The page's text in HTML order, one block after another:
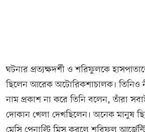
ঘটনার প্রত্যক্ষদর্শী ও শরিফুলকে
ছিলেন আরেক অটোরিকশাচালক। তিনিও
নাম প্রকাশ না করে তিনি বলেন, তাঁরা
দোকান খেলা দেখছিলেন। অনেক মানুষ